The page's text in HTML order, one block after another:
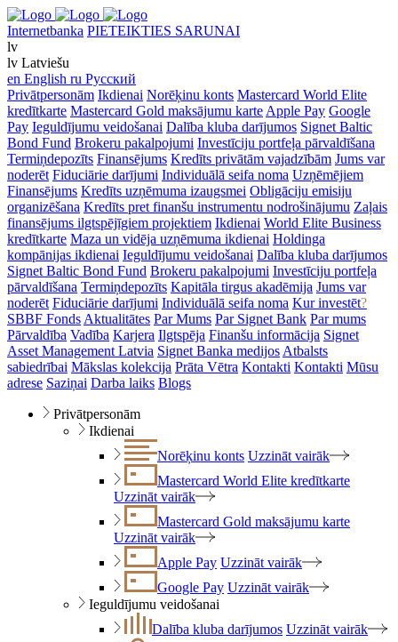
Internetbanka PIETEIKTIES SARUNAI
lv
lv Latviešu
en English ru Русский
Privātpersonām Ikdienai Norēķinu konts Mastercard World Elite
kredītkarte Mastercard Gold maksājumu karte Apple Pay Google
Pay Ieguldījumu veidošanai Dalība kluba darījumos Signet Baltic
Bond Fund Brokeru pakalpojumi Investīciju portfeļa pārvaldīšana
Termiņdepozīts Finansējums Kredīts privātām vajadzībām Jums var
noderēt Fiduciārie darījumi Individuālā seifa noma Uzņēmējiem
Finansējums Kredīts uzņēmuma izaugsmei Obligāciju emisiju
organizēšana Kredīts pret finanšu instrumentu nodrošinājumu Zaļais
finansējums ilgtspējīgiem projektiem Ikdienai World Elite Business
kredītkarte Maza un vidēja uzņēmuma ikdienai Holdinga
kompānijas ikdienai Ieguldījumu veidošanai Dalība kluba darījumos
Signet Baltic Bond Fund Brokeru pakalpojumi Investīciju portfeļa
pārvaldīšana Termiņdepozīts Kapitāla tirgus akadēmija Jums var
noderēt Fiduciārie darījumi Individuālā seifa noma Kur investēt?
SBBF Fonds Aktualitātes Par Mums Par Signet Bank Par mums
Pārvaldība Vadība Karjera Ilgtspēja Finanšu informācija Signet
Asset Management Latvia Signet Banka medijos Atbalsts
sabiedrībai Mākslas kolekcija Prāta Vētra Kontakti Kontakti Mūsu
adrese Saziņai Darba laiks Blogs
Privātpersonām
Ikdienai
Norēķinu konts Uzzināt vairāk
Mastercard World Elite kredītkarte
Uzzināt vairāk
Mastercard Gold maksājumu karte
Uzzināt vairāk
Apple Pay Uzzināt vairāk
Google Pay Uzzināt vairāk
Ieguldījumu veidošanai
Dalība kluba darījumos Uzzināt vairāk